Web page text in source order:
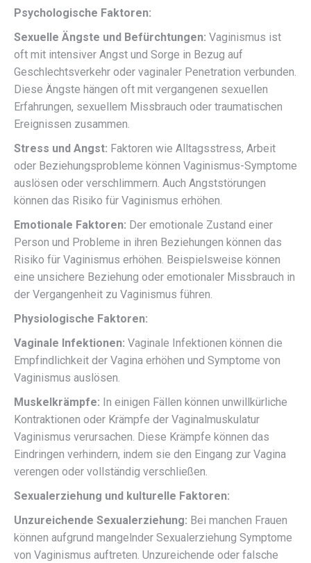
Psychologische Faktoren:
Sexuelle Ängste und Befürchtungen: Vaginismus ist
oft mit intensiver Angst und Sorge in Bezug auf
Geschlechtsverkehr oder vaginaler Penetration verbunden.
Diese Ängste hängen oft mit vergangenen sexuellen
Erfahrungen, sexuellem Missbrauch oder traumatischen
Ereignissen zusammen.
Stress und Angst: Faktoren wie Alltagsstress, Arbeit
oder Beziehungsprobleme können Vaginismus-Symptome
auslösen oder verschlimmern. Auch Angststörungen
können das Risiko für Vaginismus erhöhen.
Emotionale Faktoren: Der emotionale Zustand einer
Person und Probleme in ihren Beziehungen können das
Risiko für Vaginismus erhöhen. Beispielsweise können
eine unsichere Beziehung oder emotionaler Missbrauch in
der Vergangenheit zu Vaginismus führen.
Physiologische Faktoren:
Vaginale Infektionen: Vaginale Infektionen können die
Empfindlichkeit der Vagina erhöhen und Symptome von
Vaginismus auslösen.
Muskelkrämpfe: In einigen Fällen können unwillkürliche
Kontraktionen oder Krämpfe der Vaginalmuskulatur
Vaginismus verursachen. Diese Krämpfe können das
Eindringen verhindern, indem sie den Eingang zur Vagina
verengen oder vollständig verschließen.
Sexualerziehung und kulturelle Faktoren:
Unzureichende Sexualerziehung: Bei manchen Frauen
können aufgrund mangelnder Sexualerziehung Symptome
von Vaginismus auftreten. Unzureichende oder falsche